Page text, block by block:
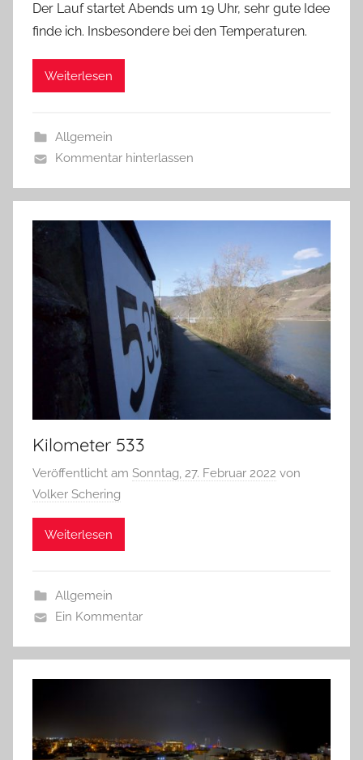
Der Lauf startet Abends um 19 Uhr, sehr gute Idee
finde ich. Insbesondere bei den Temperaturen.
Weiterlesen
Allgemein
Kommentar hinterlassen
Kilometer 533
Veröffentlicht am Sonntag, 27. Februar 2022 von
Volker Schering
Weiterlesen
Allgemein
Ein Kommentar